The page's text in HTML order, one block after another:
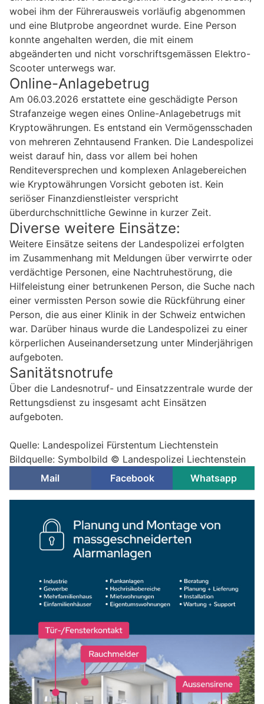
wobei ihm der Führerausweis vorläufig abgenommen
und eine Blutprobe angeordnet wurde. Eine Person
konnte angehalten werden, die mit einem
abgeänderten und nicht vorschriftsgemässen Elektro-
Scooter unterwegs war.
Online-Anlagebetrug
Am 06.03.2026 erstattete eine geschädigte Person
Strafanzeige wegen eines Online-Anlagebetrugs mit
Kryptowährungen. Es entstand ein Vermögensschaden
von mehreren Zehntausend Franken. Die Landespolizei
weist darauf hin, dass vor allem bei hohen
Renditeversprechen und komplexen Anlagebereichen
wie Kryptowährungen Vorsicht geboten ist. Kein
seriöser Finanzdienstleister verspricht
überdurchschnittliche Gewinne in kurzer Zeit.
Diverse weitere Einsätze:
Weitere Einsätze seitens der Landespolizei erfolgten
im Zusammenhang mit Meldungen über verwirrte oder
verdächtige Personen, eine Nachtruhestörung, die
Hilfeleistung einer betrunkenen Person, die Suche nach
einer vermissten Person sowie die Rückführung einer
Person, die aus einer Klinik in der Schweiz entwichen
war. Darüber hinaus wurde die Landespolizei zu einer
körperlichen Auseinandersetzung unter Minderjährigen
aufgeboten.
Sanitätsnotrufe
Über die Landesnotruf- und Einsatzzentrale wurde der
Rettungsdienst zu insgesamt acht Einsätzen
aufgeboten.
Quelle: Landespolizei Fürstentum Liechtenstein
Bildquelle: Symbolbild © Landespolizei Liechtenstein
Mail
Facebook Whatsapp